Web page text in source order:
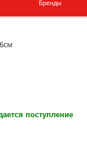
Бренды
поступление